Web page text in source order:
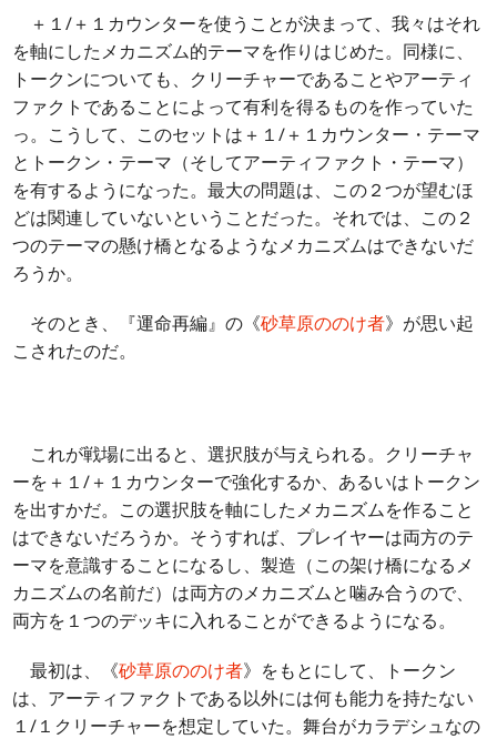
＋１/＋１カウンターを使うことが決まって、我々はそれ
を軸にしたメカニズム的テーマを作りはじめた。同様に、
トークンについても、クリーチャーであることやアーティ
ファクトであることによって有利を得るものを作っていた
っ。こうして、このセットは＋１/＋１カウンター・テーマ
とトークン・テーマ（そしてアーティファクト・テーマ）
を有するようになった。最大の問題は、この２つが望むほ
どは関連していないということだった。それでは、この２
つのテーマの懸け橋となるようなメカニズムはできないだ
ろうか。
そのとき、『運命再編』の《砂草原ののけ者》が思い起
こされたのだ。
これが戦場に出ると、選択肢が与えられる。クリーチャ
ーを＋１/＋１カウンターで強化するか、あるいはトークン
を出すかだ。この選択肢を軸にしたメカニズムを作ること
はできないだろうか。そうすれば、プレイヤーは両方のテ
ーマを意識することになるし、製造（この架け橋になるメ
カニズムの名前だ）は両方のメカニズムと噛み合うので、
両方を１つのデッキに入れることができるようになる。
最初は、《砂草原ののけ者》をもとにして、トークン
は、アーティファクトである以外には何も能力を持たない
１/１クリーチャーを想定していた。舞台がカラデシュなの